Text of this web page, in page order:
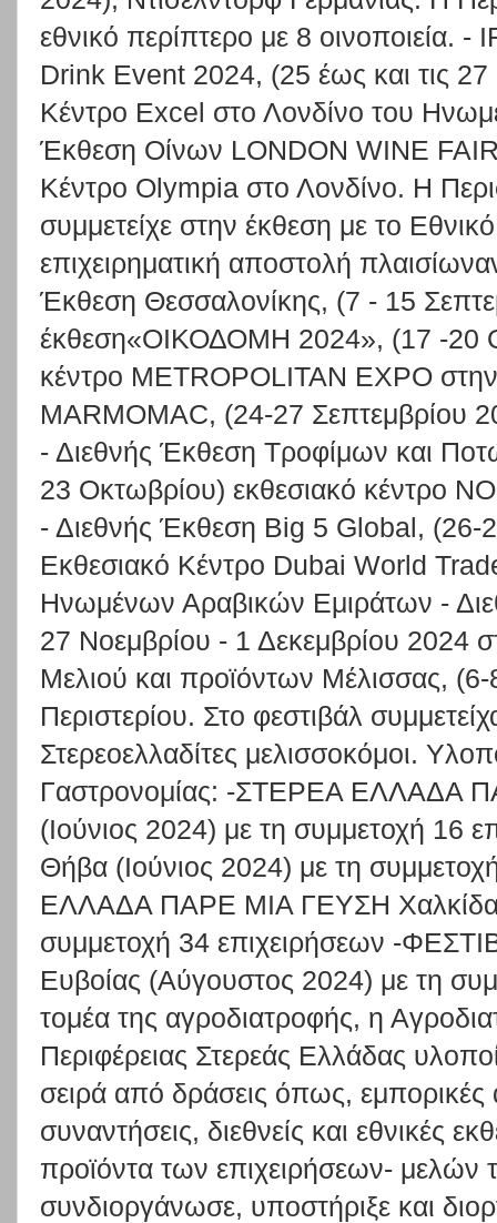
εθνικό περίπτερο με 8 οινοποιεία.
Drink Event 2024, (25 έως και τις
Κέντρο Excel στο Λονδίνο του
Έκθεση Οίνων LONDON WINE
Κέντρο Olympia στο Λονδίνο. Η
συμμετείχε στην έκθεση με το
επιχειρηματική αποστολή
Έκθεση Θεσσαλονίκης, (7 - 15
έκθεση«ΟΙΚΟΔΟΜΗ 2024», (17 -20
κέντρο METROPOLITAN EXPO
MARMOMAC, (24-27 Σεπτεμβρίου
- Διεθνής Έκθεση Τροφίμων και
23 Οκτωβρίου) εκθεσιακό κέντρο
- Διεθνής Έκθεση Big 5 Global, (26-
Εκθεσιακό Κέντρο Dubai World
Ηνωμένων Αραβικών Εμιράτων -
27 Νοεμβρίου - 1 Δεκεμβρίου 2024
Μελιού και προϊόντων Μέλισσας,
Περιστερίου. Στο φεστιβάλ
Στερεοελλαδίτες μελισσοκόμοι.
Γαστρονομίας: -ΣΤΕΡΕΑ ΕΛΛΑΔΑ
(Ιούνιος 2024) με τη συμμετοχή 16
Θήβα (Ιούνιος 2024) με τη
ΕΛΛΑΔΑ ΠΑΡΕ ΜΙΑ ΓΕΥΣΗ Χαλκίδα
συμμετοχή 34 επιχειρήσεων -
Ευβοίας (Αύγουστος 2024) με τη
τομέα της αγροδιατροφής, η
Περιφέρειας Στερεάς Ελλάδας
σειρά από δράσεις όπως,
συναντήσεις, διεθνείς και εθνικές
προϊόντα των επιχειρήσεων- μελών
συνδιοργάνωσε, υποστήριξε και